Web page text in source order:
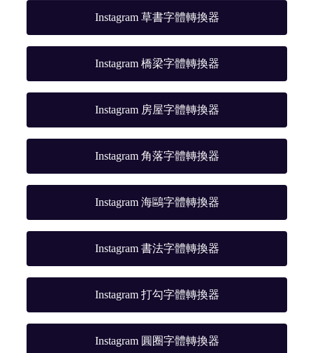
Instagram 草書字體轉換器
Instagram 橋梁字體轉換器
Instagram 房屋字體轉換器
Instagram 角落字體轉換器
Instagram 海鷗字體轉換器
Instagram 書法字體轉換器
Instagram 打勾字體轉換器
Instagram 圓圈字體轉換器